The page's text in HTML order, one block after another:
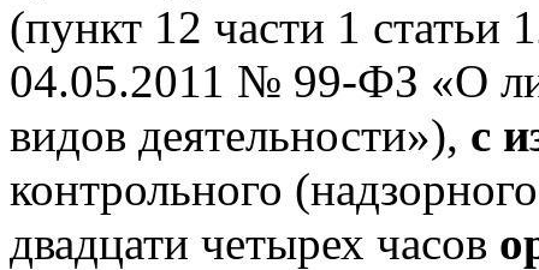
(пункт 12 части 1 статьи
04.05.2011 № 99-ФЗ «О
видов деятельности»), с
контрольного
двадцати четырех часов